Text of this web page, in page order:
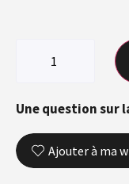
Une question sur
Ajouter à ma